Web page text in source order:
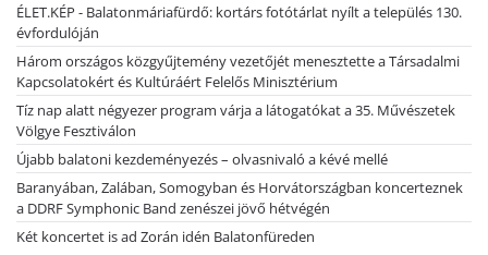
ÉLET.KÉP - Balatonmáriafürdő: kortárs fotótárlat nyílt a település 130.
évfordulóján
Három országos közgyűjtemény vezetőjét menesztette a Társadalmi
Kapcsolatokért és Kultúráért Felelős Minisztérium
Tíz nap alatt négyezer program várja a látogatókat a 35. Művészetek
Völgye Fesztiválon
Újabb balatoni kezdeményezés – olvasnivaló a kévé mellé
Baranyában, Zalában, Somogyban és Horvátországban koncerteznek
a DDRF Symphonic Band zenészei jövő hétvégén
Két koncertet is ad Zorán idén Balatonfüreden